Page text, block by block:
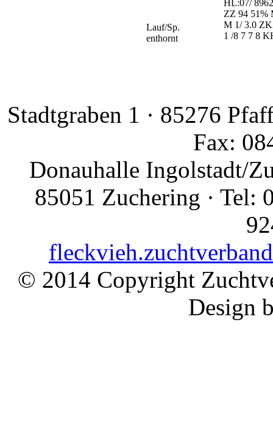
Lauf/Sp.
enthornt
HL:07/
ZZ 94 51%
M 1/ 3.0
1 /8 7 7 8
Stadtgraben 1 · 85276
Fax:
Donauhalle Ingolstadt/
85051 Zuchering · Tel:
© 2014 Copyright
Design